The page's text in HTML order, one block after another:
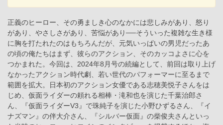
正義のヒーロー、その勇ましき心のなかには悲しみがあり、怒り
があり、やさしさがあり、苦悩があり──そういった複雑な生き様
に胸を打たれたのはもちろんだが、元気いっぱいの男児だったあ
の頃の俺たちはまず、彼らのアクション、そのカッコよさに心を
つかまれた。今回は、2024年8月号の続編として、前回は取り上げ
なかったアクション時代劇、若い世代のパフォーマーに至るまで
範囲を拡大。日本初のアクション女優である志穂美悦子さんをは
じめ、仮面ライダーの頼れる相棒・滝和也を演じた千葉治郎さ
ん、『仮面ライダーV3』で珠純子を演じた小野ひずるさん、『イ
ナズマン』の伴大介さん、『シルバー仮面』の柴俊夫さんといっ